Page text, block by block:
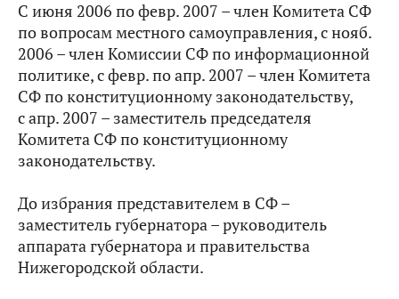
С июня 2006 по февр. 2007 – член Комитета СФ
по вопросам местного самоуправления, с нояб.
2006 – член Комиссии СФ по информационной
политике, с февр. по апр. 2007 – член Комитета
СФ по конституционному законодательству,
с апр. 2007 – заместитель председателя
Комитета СФ по конституционному
законодательству.
До избрания представителем в СФ –
заместитель губернатора – руководитель
аппарата губернатора и правительства
Нижегородской области.